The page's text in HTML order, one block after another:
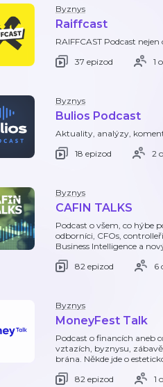
Byznys
Raiffcast
RAIFFCAST Podcast
37 epizod
1
Byznys
Bulios Podcast
Aktuality, analýzy,
18 epizod
2
Byznys
CAFIN TALKS
Podcast o všem, co hýbe
odborníci, CFOs,
Business Intelligence a
82 epizod
6
Byznys
MoneyFest Talk
Podcast o financích aneb
vztazích, byznysu,
brána. Někde jde o
82 epizod
1